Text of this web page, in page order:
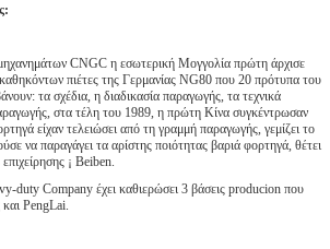
CNGC η εσωτερική Μογγολία πρώτη άρχισε
πιέτες της Γερμανίας NG80 που 20 πρότυπα του
τα σχέδια, η διαδικασία παραγωγής, τα τεχνικά
στα τέλη του 1989, η πρώτη Κίνα συγκέντρωσαν
είχαν τελειώσει από τη γραμμή παραγωγής, γεμίζει το
να παραγάγει τα αρίστης ποιότητας βαριά φορτηγά, θέτει
¡ Beiben.
duty Company έχει καθιερώσει 3 βάσεις producion που
PengLai.